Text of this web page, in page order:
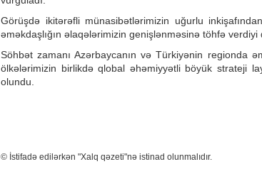
Görüşdə ikitərəfli münasibətlərimizin uğurlu
əməkdaşlığın əlaqələrimizin genişlənməsinə töhfə verdiyi
Söhbət zamanı Azərbaycanın və Türkiyənin regionda
ölkələrimizin birlikdə qlobal əhəmiyyətli böyük strateji
olundu.
© İstifadə edilərkən "Xalq qəzeti"nə istinad olunmalıdır.